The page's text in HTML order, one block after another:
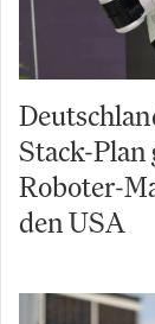
Stack-Plan
Roboter-
den USA